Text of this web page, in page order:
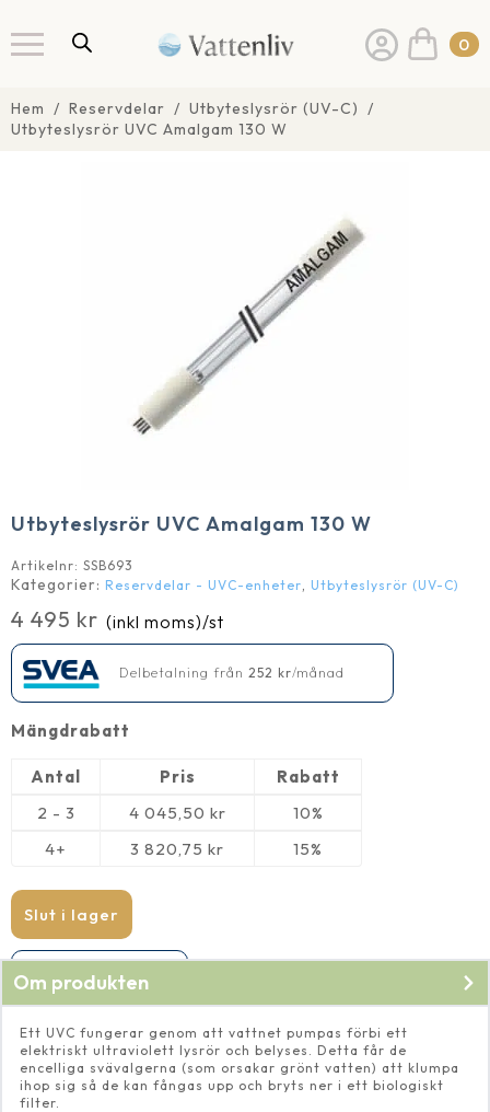
0
Hem Reservdelar
Utbyteslysrör (UV-C)
Utbyteslysrör UVC Amalgam 130 W
Utbyteslysrör UVC Amalgam 130 W
Artikelnr: SSB693
Kategorier: Reservdelar - UVC-enheter, Utbyteslysrör (UV-C)
4 495 kr (inkl moms)/st
Delbetalning från 252 kr/månad
Mängdrabatt
Antal Pris
Rabatt
2 - 3
4 045,50 kr
10%
4+
3 820,75 kr 15%
Slut i lager
Om produkten
Ett UVC fungerar genom att vattnet pumpas förbi ett
elektriskt ultraviolett lysrör och belyses. Detta får de
encelliga svävalgerna (som orsakar grönt vatten) att klumpa
ihop sig så de kan fångas upp och bryts ner i ett biologiskt
filter.